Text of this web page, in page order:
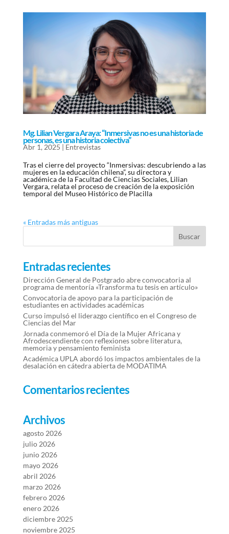
Mg. Lilian Vergara Araya: “Inmersivas no es una historia de
personas, es una historia colectiva”
Abr 1, 2025 | Entrevistas
Tras el cierre del proyecto “Inmersivas: descubriendo a las
mujeres en la educación chilena”, su directora y
académica de la Facultad de Ciencias Sociales, Lilian
Vergara, relata el proceso de creación de la exposición
temporal del Museo Histórico de Placilla
« Entradas más antiguas
Entradas recientes
Dirección General de Postgrado abre convocatoria al
programa de mentoría «Transforma tu tesis en artículo»
Convocatoria de apoyo para la participación de
estudiantes en actividades académicas
Curso impulsó el liderazgo científico en el Congreso de
Ciencias del Mar
Jornada conmemoró el Día de la Mujer Africana y
Afrodescendiente con reflexiones sobre literatura,
memoria y pensamiento feminista
Académica UPLA abordó los impactos ambientales de la
desalación en cátedra abierta de MODATIMA
Comentarios recientes
Archivos
agosto 2026
julio 2026
junio 2026
mayo 2026
abril 2026
marzo 2026
febrero 2026
enero 2026
diciembre 2025
noviembre 2025